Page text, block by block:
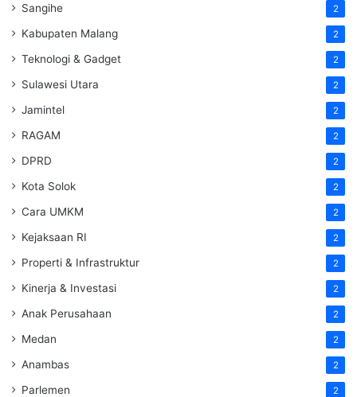
Sangihe 2
Kabupaten Malang 2
Teknologi & Gadget 2
Sulawesi Utara 2
Jamintel 2
RAGAM 2
DPRD 2
Kota Solok 2
Cara UMKM 2
Kejaksaan RI 2
Properti & Infrastruktur 2
Kinerja & Investasi 2
Anak Perusahaan 2
Medan 2
Anambas 2
Parlemen 2